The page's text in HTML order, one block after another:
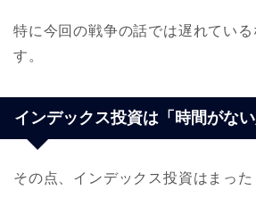
特に今回の戦争の話では遅れている
す。
インデックス投資は「時間がない
その点、インデックス投資はまった